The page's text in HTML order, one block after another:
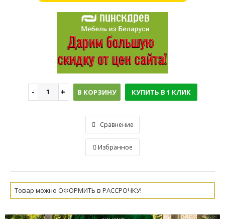
В КОРЗИНУ КУПИТЬ В 1 КЛИК
Сравнение
Избранное
Товар можно ОФОРМИТЬ в РАССРОЧКУ!